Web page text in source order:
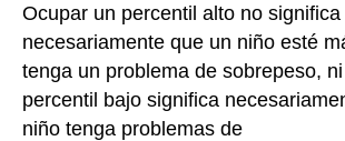
Ocupar un percentil alto no significa
necesariamente que un niño esté
tenga un problema de sobrepeso,
percentil bajo significa
niño tenga problemas de